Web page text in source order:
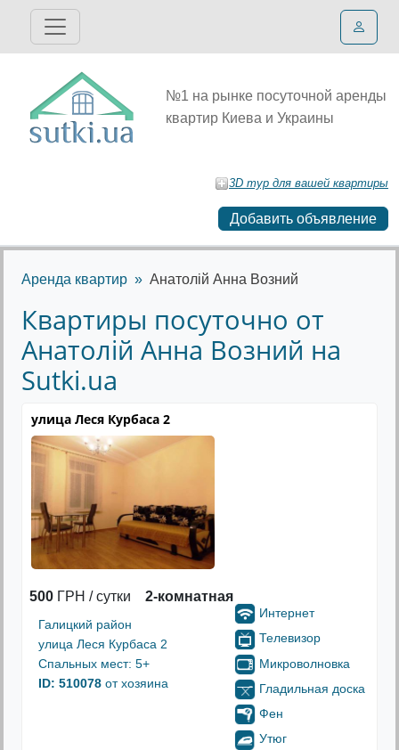
№1 на рынке посуточной аренды
квартир Киева и Украины
3D тур для вашей квартиры
Добавить объявление
Аренда квартир Анатолій Анна Возний
Квартиры посуточно от
Анатолій Анна Возний на
Sutki.ua
улица Леся Курбаса 2
500 ГРН / сутки 2-комнатная
Галицкий район
улица Леся Курбаса 2
Спальных мест: 5+
ID: 510078 от хозяина
Интернет
Телевизор
Микроволновка
Гладильная доска
Фен
Утюг